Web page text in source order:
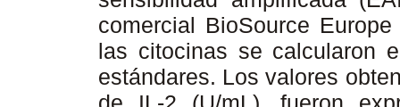
comercial BioSource
las citocinas se calcularon
estándares. Los valores